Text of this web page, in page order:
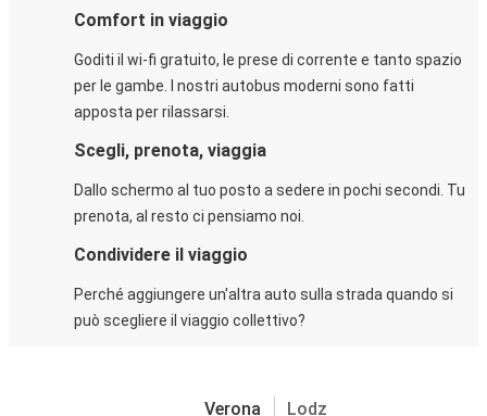
Comfort in viaggio
Goditi il wi-fi gratuito, le prese di corrente e tanto spazio
per le gambe. I nostri autobus moderni sono fatti
apposta per rilassarsi.
Scegli, prenota, viaggia
Dallo schermo al tuo posto a sedere in pochi secondi. Tu
prenota, al resto ci pensiamo noi.
Condividere il viaggio
Perché aggiungere un'altra auto sulla strada quando si
può scegliere il viaggio collettivo?
Verona Lodz